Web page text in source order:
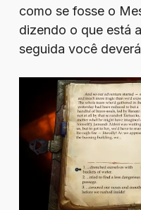
como se fosse o
dizendo o que está
seguida você